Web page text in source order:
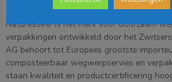
Naturesse product
Naturesse® is hét merk voor duurzaam
verpakkingen ontwikkeld door het
AG behoort tot Europees grootste
composteerbaar wegwerpservies en
staan kwaliteit en productcertificering